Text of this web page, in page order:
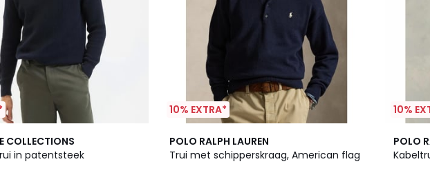
COLLECTIONS
in patentsteek
10% EXTRA*
POLO RALPH LAUREN
Trui met schipperskraag, American flag
10%
POLO
4,3
/ 5
6
Kleuren